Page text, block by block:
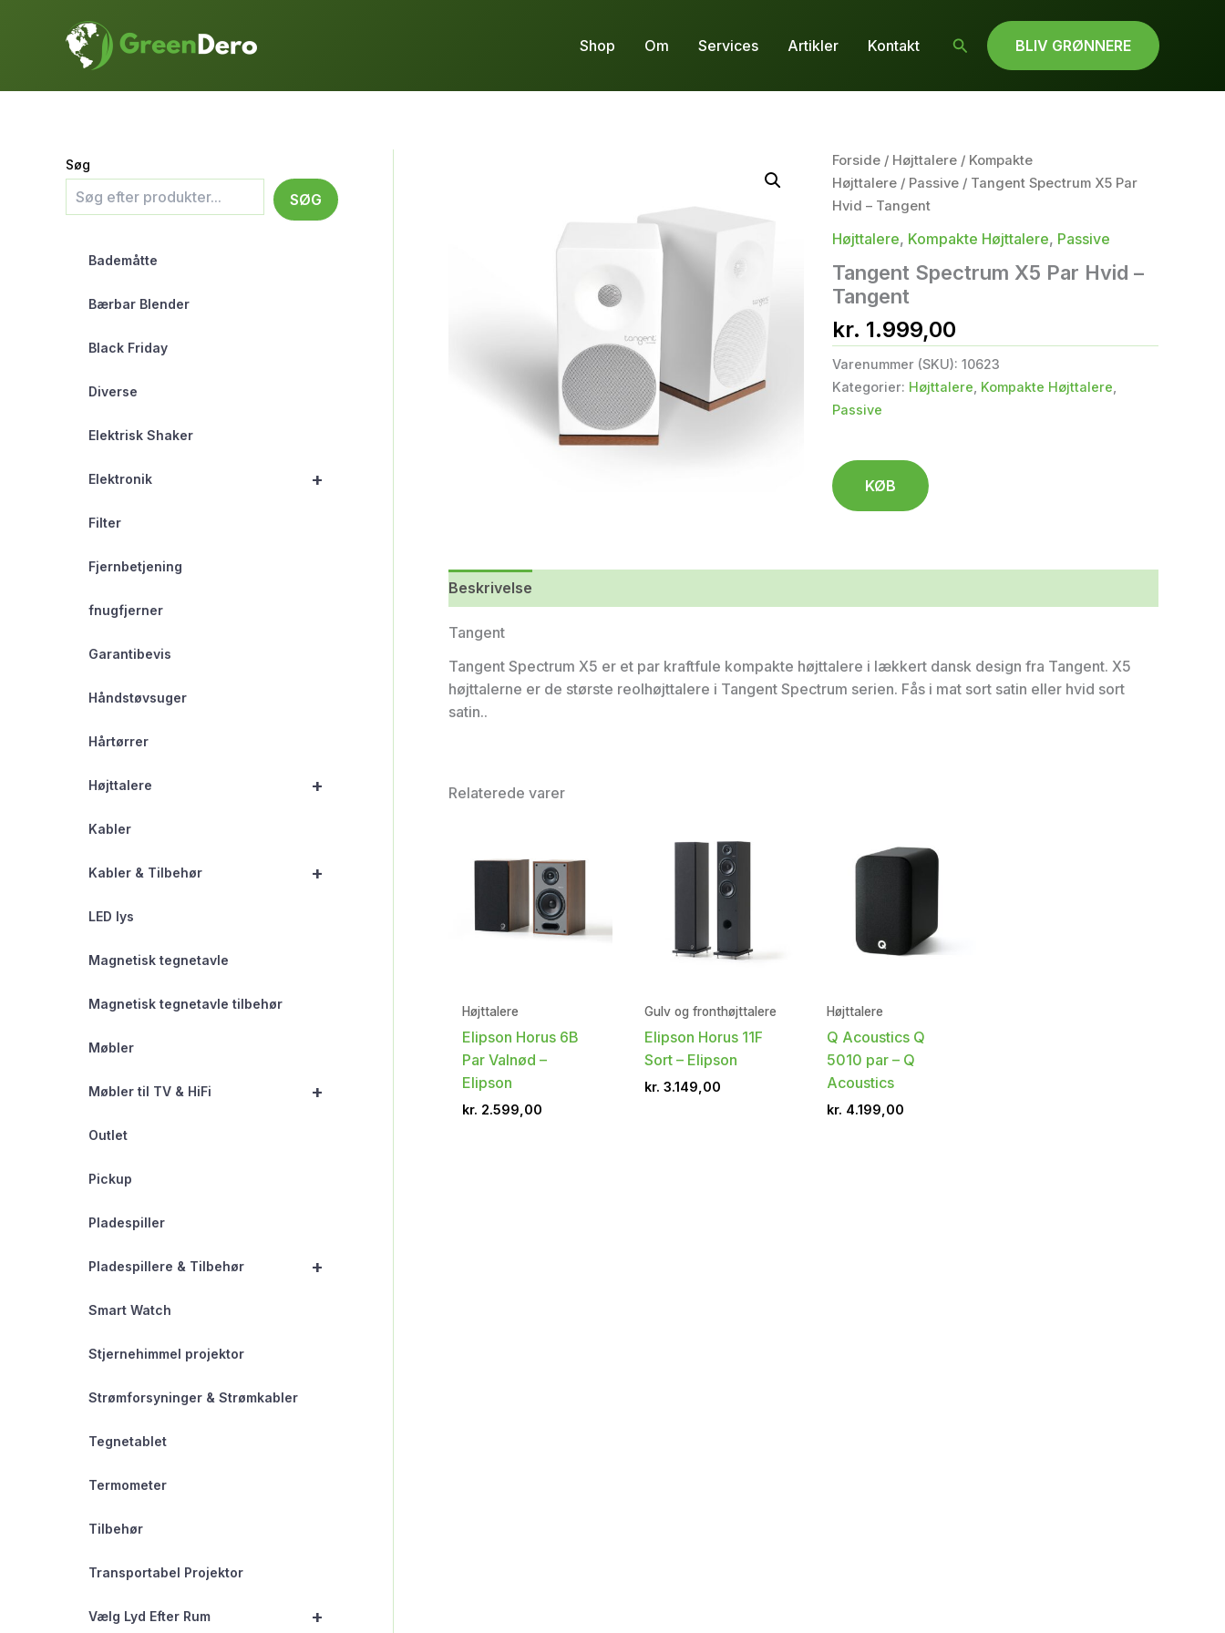
Shop Om Services Artikler Kontakt Søg BLIV GRØNNERE
Søg
SØG
Bademåtte
Bærbar Blender
Black Friday
Diverse
Elektrisk Shaker
+
Elektronik
Filter
Fjernbetjening
fnugfjerner
Garantibevis
Håndstøvsuger
Hårtørrer
+
Højttalere
Kabler
+
Kabler & Tilbehør
LED lys
Magnetisk tegnetavle
Magnetisk tegnetavle tilbehør
Møbler
+
Møbler til TV & HiFi
Outlet
Pickup
Pladespiller
+
Pladespillere & Tilbehør
Smart Watch
Stjernehimmel projektor
Strømforsyninger & Strømkabler
Tegnetablet
Termometer
Tilbehør
Transportabel Projektor
+
Vælg Lyd Efter Rum
Forside/ Højttalere/ Kompakte
Højttalere/ Passive/ Tangent Spectrum X5 Par
Hvid – Tangent
Højttalere, Kompakte Højttalere, Passive
Tangent Spectrum X5 Par Hvid –
Tangent
kr. 1.999,00
Varenummer (SKU): 10623
Kategorier: Højttalere Kompakte Højttalere
Passive
KØB
Beskrivelse
Tangent
Tangent Spectrum X5 er et par kraftfule kompakte højttalere i lækkert dansk design fra Tangent. X5
højttalerne er de største reolhøjttalere i Tangent Spectrum serien. Fås i mat sort satin eller hvid sort
satin..
Relaterede varer
Højttalere
Elipson Horus 6B
Par Valnød –
Elipson
kr. 2.599,00
Gulv og fronthøjttalere
Elipson Horus 11F
Sort – Elipson
kr. 3.149,00
Højttalere
Q Acoustics Q
5010 par – Q
Acoustics
kr. 4.199,00